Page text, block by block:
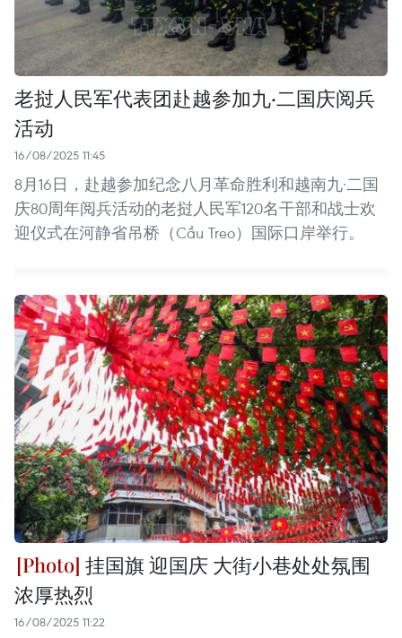
老挝人民军代表团赴越参加九·二国庆阅兵
活动
16/08/2025 11:45
8月16日，赴越参加纪念八月革命胜利和越南九·二国
庆80周年阅兵活动的老挝人民军120名干部和战士欢
迎仪式在河静省吊桥（Cầu Treo）国际口岸举行。
挂国旗 迎国庆 大街小巷处处氛围
浓厚热烈
16/08/2025 11:22